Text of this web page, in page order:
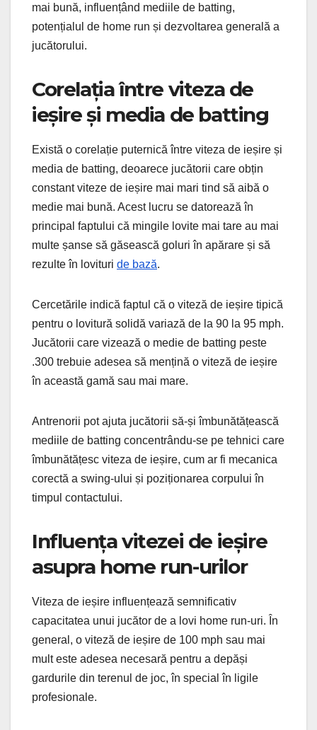
mai bună, influențând mediile de batting,
potențialul de home run și dezvoltarea generală a
jucătorului.
Corelația între viteza de
ieșire și media de batting
Există o corelație puternică între viteza de ieșire și
media de batting, deoarece jucătorii care obțin
constant viteze de ieșire mai mari tind să aibă o
medie mai bună. Acest lucru se datorează în
principal faptului că mingile lovite mai tare au mai
multe șanse să găsească goluri în apărare și să
rezulte în lovituri de bază.
Cercetările indică faptul că o viteză de ieșire tipică
pentru o lovitură solidă variază de la 90 la 95 mph.
Jucătorii care vizează o medie de batting peste
.300 trebuie adesea să mențină o viteză de ieșire
în această gamă sau mai mare.
Antrenorii pot ajuta jucătorii să-și îmbunătățească
mediile de batting concentrându-se pe tehnici care
îmbunătățesc viteza de ieșire, cum ar fi mecanica
corectă a swing-ului și poziționarea corpului în
timpul contactului.
Influența vitezei de ieșire
asupra home run-urilor
Viteza de ieșire influențează semnificativ
capacitatea unui jucător de a lovi home run-uri. În
general, o viteză de ieșire de 100 mph sau mai
mult este adesea necesară pentru a depăși
gardurile din terenul de joc, în special în ligile
profesionale.